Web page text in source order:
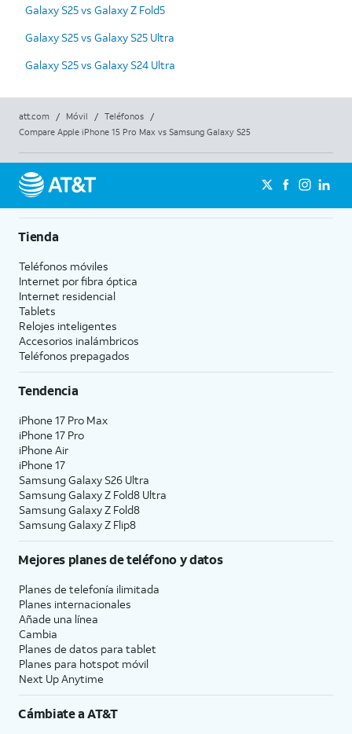
Galaxy S25 vs Galaxy Z Fold5
Galaxy S25 vs Galaxy S25 Ultra
Galaxy S25 vs Galaxy S24 Ultra
att.com / Móvil / Teléfonos
/
Compare Apple iPhone 15 Pro Max vs Samsung Galaxy S25
Tienda
Teléfonos móviles
Internet por fibra óptica
Internet residencial
Tablets
Relojes inteligentes
Accesorios inalámbricos
Teléfonos prepagados
Tendencia
iPhone 17 Pro Max
iPhone 17 Pro
iPhone Air
iPhone 17
Samsung Galaxy S26 Ultra
Samsung Galaxy Z Fold8 Ultra
Samsung Galaxy Z Fold8
Samsung Galaxy Z Flip8
Mejores planes de teléfono y datos
Planes de telefonía ilimitada
Planes internacionales
Añade una línea
Cambia
Planes de datos para tablet
Planes para hotspot móvil
Next Up Anytime
Cámbiate aAT&T